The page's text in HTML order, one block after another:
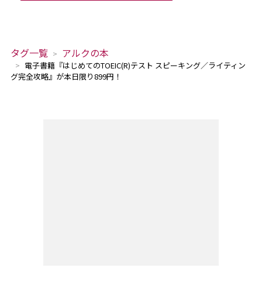
タグ一覧 アルクの本
電子書籍『はじめてのTOEIC(R)テスト スピーキング／ライティン
グ完全攻略』が本日限り899円！